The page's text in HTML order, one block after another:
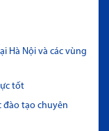
Hà Nội và các vùng
tốt
tạo chuyên